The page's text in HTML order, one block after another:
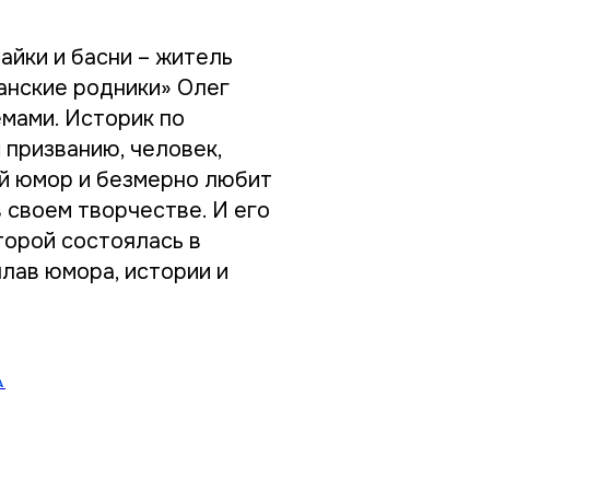
и басни – житель
родники» Олег
Историк по
человек,
юмор и безмерно любит
своем творчестве. И его
состоялась в
юмора, истории и